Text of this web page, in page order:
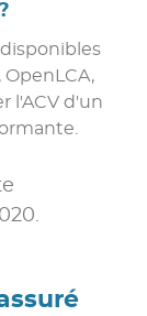
OpenLCA,
l'ACV d'un